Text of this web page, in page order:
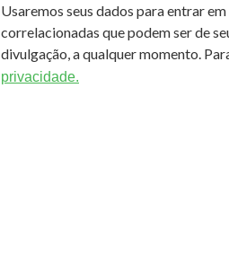
Usaremos seus dados para entrar
correlacionadas que podem ser de
divulgação, a qualquer momento.
privacidade.